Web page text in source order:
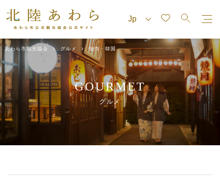
あわら市観光協会 グルメ 焼肉・韓国
GOURMET
グルメ